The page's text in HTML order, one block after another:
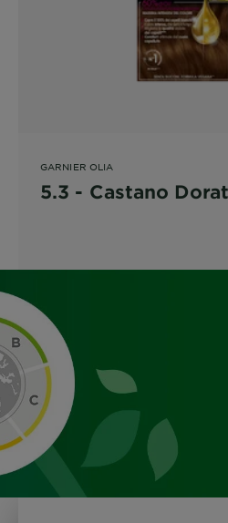
GARNIER OLIA
5.3 - Castano